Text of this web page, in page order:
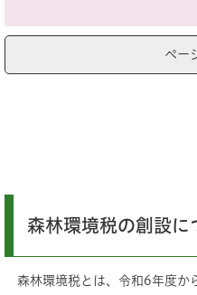
ペー
森林環境税の創設に
森林環境税とは、令和6年度か